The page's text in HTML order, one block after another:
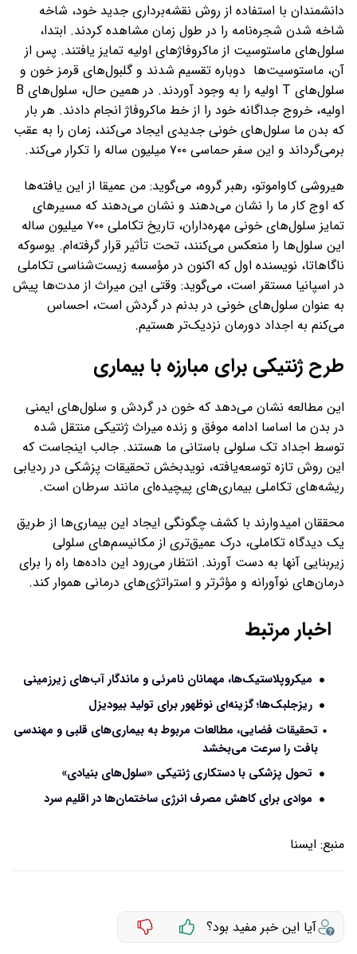
دانشمندان با استفاده از روش نقشه‌برداری جدید خود، شاخه
شاخه شدن شجره‌نامه را در طول زمان مشاهده کردند. ابتدا،
سلول‌های ماستوسیت از ماکروفاژهای اولیه تمایز یافتند. پس از
آن، ماستوسیت‌ها دوباره تقسیم شدند و گلبول‌های قرمز خون و
سلول‌های T اولیه را به وجود آوردند. در همین حال، سلول‌های B
اولیه، خروج جداگانه خود را از خط ماکروفاژ انجام دادند. هر بار
که بدن ما سلول‌های خونی جدیدی ایجاد می‌کند، زمان را به عقب
برمی‌گرداند و این سفر حماسی ۷۰۰ میلیون ساله را تکرار می‌کند.
هیروشی کاواموتو، رهبر گروه، می‌گوید: من عمیقا از این یافته‌ها
که اوج کار ما را نشان می‌دهند و نشان می‌دهند که مسیرهای
تمایز سلول‌های خونی مهره‌داران، تاریخ تکاملی ۷۰۰ میلیون ساله
این سلول‌ها را منعکس می‌کنند، تحت تأثیر قرار گرفته‌ام. یوسوکه
ناگاهاتا، نویسنده اول که اکنون در مؤسسه زیست‌شناسی تکاملی
در اسپانیا مستقر است، می‌گوید: وقتی این میراث از مدت‌ها پیش
به عنوان سلول‌های خونی در بدنم در گردش است، احساس
می‌کنم به اجداد دورمان نزدیک‌تر هستیم.
طرح ژنتیکی برای مبارزه با بیماری
این مطالعه نشان می‌دهد که خون در گردش و سلول‌های ایمنی
در بدن ما اساسا ادامه موفق و زنده میراث ژنتیکی منتقل شده
توسط اجداد تک سلولی باستانی ما هستند. جالب اینجاست که
این روش تازه توسعه‌یافته، نویدبخش تحقیقات پزشکی در ردیابی
ریشه‌های تکاملی بیماری‌های پیچیده‌ای مانند سرطان است.
محققان امیدوارند با کشف چگونگی ایجاد این بیماری‌ها از طریق
یک دیدگاه تکاملی، درک عمیق‌تری از مکانیسم‌های سلولی
زیربنایی آنها به دست آورند. انتظار می‌رود این داده‌ها راه را برای
درمان‌های نوآورانه و مؤثرتر و استراتژی‌های درمانی هموار کند.
اخبار مرتبط
میکروپلاستیک‌ها، مهمانان نامرئی و ماندگار آب‌های زیرزمینی
ریزجلبک‌ها؛ گزینه‌ای نوظهور برای تولید بیودیزل
تحقیقات فضایی، مطالعات مربوط به بیماری‌های قلبی و مهندسی
بافت را سرعت می‌بخشد
تحول پزشکی با دستکاری ژنتیکی «سلول‌های بنیادی»
موادی برای کاهش مصرف انرژی ساختمان‌ها در اقلیم سرد
منبع: ايسنا
آیا این خبر مفید بود؟